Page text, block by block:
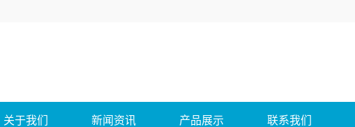
关于我们 新闻资讯 产品展示 联系我们